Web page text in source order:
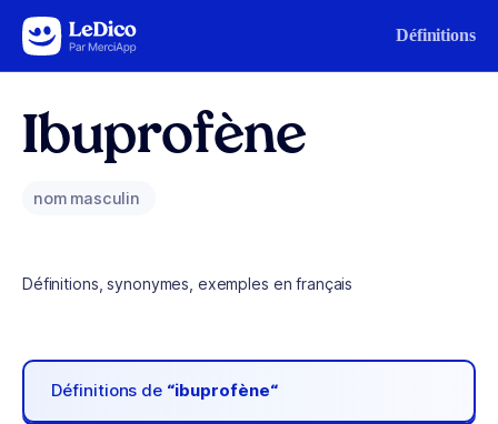
Aller au contenu Définitions
Ibuprofène
nom masculin
Définitions, synonymes, exemples en français
Définitions de “ibuprofène“